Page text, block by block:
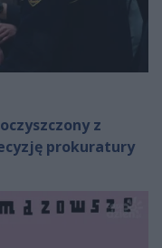
z
prokuratury